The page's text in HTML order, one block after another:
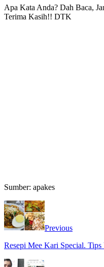
Apa Kata Anda? Dah Baca,
Terima Kasih!! DTK
Sumber: apakes
Previous
Resepi Mee Kari Special.